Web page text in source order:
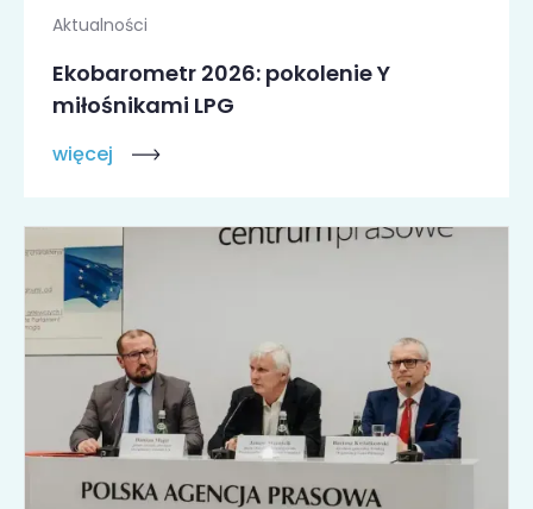
Aktualności
Ekobarometr 2026: pokolenie Y
miłośnikami LPG
więcej